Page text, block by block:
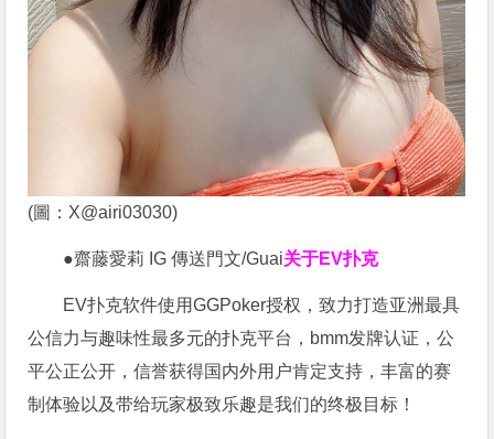
(圖：X@airi03030)
●齋藤愛莉 IG 傳送門文/Guai关于EV扑克
EV扑克软件使用GGPoker授权，致力打造亚洲最具
公信力与趣味性最多元的扑克平台，bmm发牌认证，公
平公正公开，信誉获得国内外用户肯定支持，丰富的赛
制体验以及带给玩家极致乐趣是我们的终极目标！